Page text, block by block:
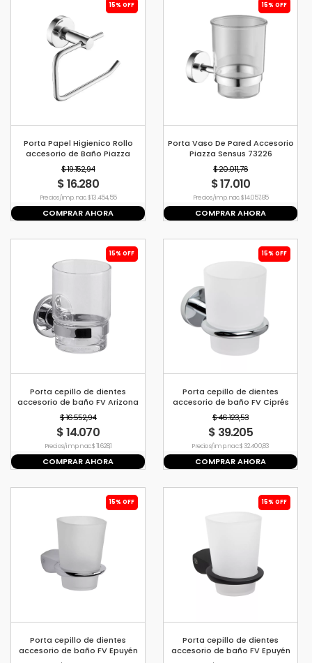
15% OFF
Porta Papel Higienico Rollo
accesorio de Baño Piazza
Sensus 73223
$ 19.152,94
$ 16.280
Precio s/imp. nac. $ 13.454,55
COMPRAR AHORA
15% OFF
Porta Vaso De Pared Accesorio
Piazza Sensus 73226
$ 20.011,76
$ 17.010
Precio s/imp. nac. $ 14.057,85
COMPRAR AHORA
15% OFF
Porta cepillo de dientes
accesorio de baño FV Arizona
$ 16.552,94
$ 14.070
Precio s/imp. nac. $ 11.628,1
COMPRAR AHORA
15% OFF
Porta cepillo de dientes
accesorio de baño FV Ciprés
$ 46.123,53
$ 39.205
Precio s/imp. nac. $ 32.400,83
COMPRAR AHORA
15% OFF
Porta cepillo de dientes
accesorio de baño FV Epuyén
15% OFF
Porta cepillo de dientes
accesorio de baño FV Epuyén
NEGRO 0169/L2-NG